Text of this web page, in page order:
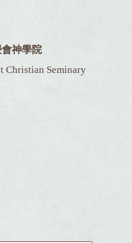
神學院
Christian Seminary